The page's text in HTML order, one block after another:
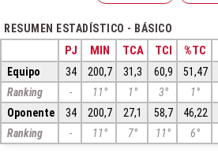
RESUMEN ESTADÍSTICO - BÁSICO
PJ MIN TCA TCI %TC
Equipo 34 200,7 31,3 60,9 51,47
Ranking
- 11° 1° 3° 1°
Oponente
34 200,7 27,1 58,7 46,22
Ranking
- 11° 7° 11° 6°